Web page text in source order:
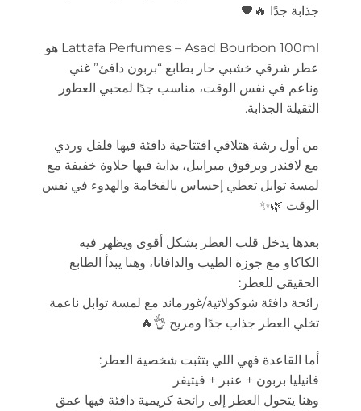
جذابة جدًا 🔥🖤
Lattafa Perfumes – Asad Bourbon 100ml هو
عطر شرقي خشبي حار بطابع “بربون دافئ” غني
وناعم في نفس الوقت، مناسب جدًا لمحبي العطور
الثقيلة الجذابة.
من أول رشة هتلاقي افتتاحية دافئة فيها فلفل وردي
مع لافندر وبرقوق ميرابيل، بداية فيها حلاوة خفيفة مع
لمسة توابل تعطي إحساس بالفخامة والهدوء في نفس
الوقت 🌿✨
بعدها يدخل قلب العطر بشكل أقوى ويظهر فيه
الكاكاو مع جوزة الطيب والدافانا، وهنا يبدأ الطابع
الحقيقي للعطر:
رائحة دافئة شوكولاتية/غورماند مع لمسة توابل ناعمة
تخلي العطر جذاب جدًا ومريح 👌🔥
أما القاعدة فهي اللي بتثبت شخصية العطر:
فانيليا بربون + عنبر + فيتيفر
وهنا يتحول العطر إلى رائحة كريمية دافئة فيها عمق